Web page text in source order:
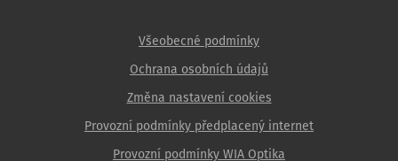
Všeobecné podmínky
Ochrana osobních údajů
Změna nastavení cookies
Provozní podmínky předplacený internet
Provozní podmínky WIA Optika